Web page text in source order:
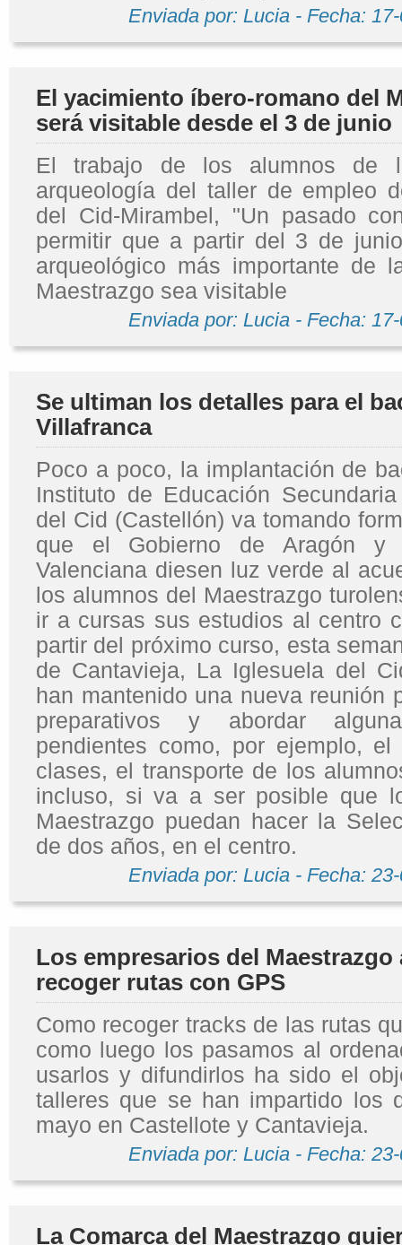
Enviada por: Lucia - Fecha:
El yacimiento íbero-romano del
será visitable desde el 3 de junio
El trabajo de los alumnos de
arqueología del taller de empleo
del Cid-Mirambel, "Un pasado
permitir que a partir del 3 de
arqueológico más importante de
Maestrazgo sea visitable
Enviada por: Lucia - Fecha:
Se ultiman los detalles para el
Villafranca
Poco a poco, la implantación de
Instituto de Educación
del Cid (Castellón) va tomando
que el Gobierno de Aragón y
Valenciana diesen luz verde al
los alumnos del Maestrazgo
ir a cursas sus estudios al centro
partir del próximo curso, esta
de Cantavieja, La Iglesuela del
han mantenido una nueva reunión
preparativos y abordar
pendientes como, por ejemplo,
clases, el transporte de los
incluso, si va a ser posible que
Maestrazgo puedan hacer la
de dos años, en el centro.
Enviada por: Lucia - Fecha:
Los empresarios del Maestrazgo
recoger rutas con GPS
Como recoger tracks de las rutas
como luego los pasamos al
usarlos y difundirlos ha sido el
talleres que se han impartido los
mayo en Castellote y Cantavieja.
Enviada por: Lucia - Fecha:
La Comarca del Maestrazgo